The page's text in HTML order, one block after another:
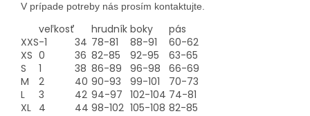
V prípade potreby nás prosím kontaktujte.
veľkosť hrudník boky
pás
XXS-1 34 78-81 88-91
60-62
XS 0 36 82-85 92-95
63-65
S
1 38 86-89 96-98
66-69
M
2 40 90-93 99-101
70-73
L
3 42 94-97 102-104 74-81
XL 4 44 98-102 105-108 82-85